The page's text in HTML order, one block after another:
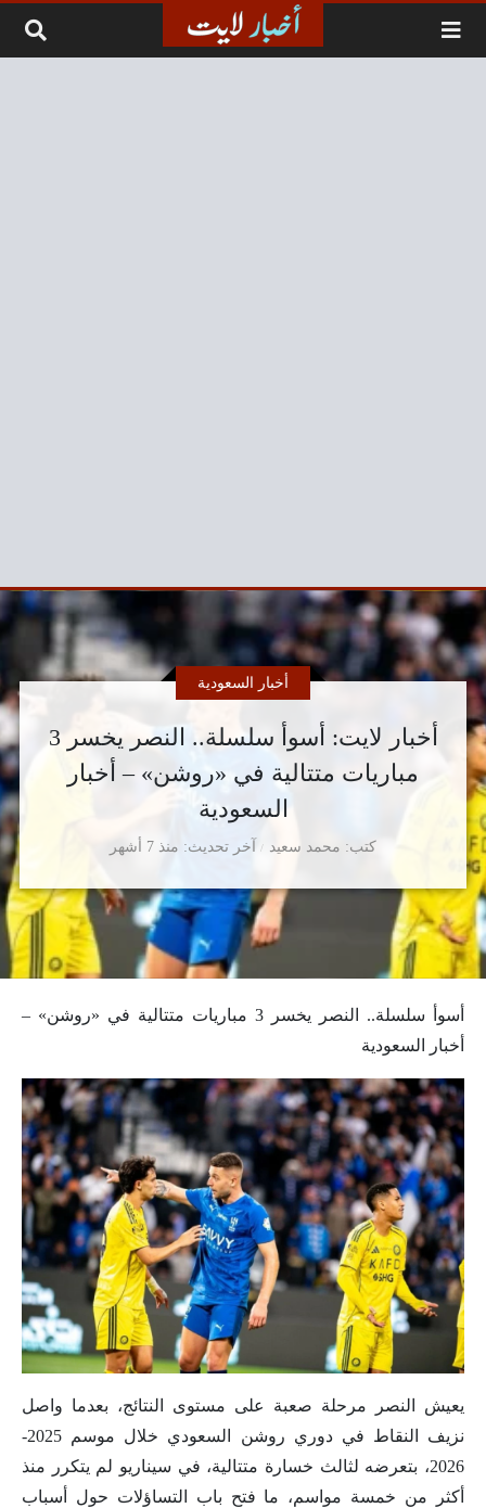
أخبار لايت: أسوأ سلسلة.. النصر يخسر 3
مباريات متتالية في «روشن» – أخبار
السعودية
كتب محمد سعيد
أخبار السعودية
آخر تحديث منذ 7 أشهر
أسوأ سلسلة.. النصر يخسر 3 مباريات متتالية في «روشن» –
أخبار السعودية
يعيش النصر مرحلة صعبة على مستوى النتائج، بعدما واصل
نزيف النقاط في دوري روشن السعودي خلال موسم 2025-
2026، بتعرضه لثالث خسارة متتالية، في سيناريو لم يتكرر منذ
أكثر من خمسة مواسم، ما فتح باب التساؤلات حول أسباب